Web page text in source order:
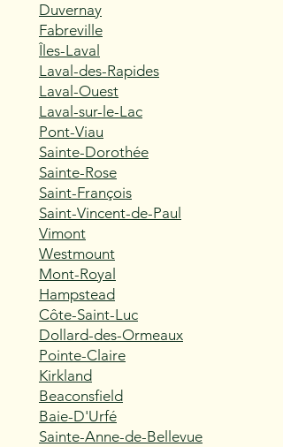
Duvernay
Fabreville
Îles-Laval
Laval-des-Rapides
Laval-Ouest
Laval-sur-le-Lac
Pont-Viau
Sainte-Dorothée
Sainte-Rose
Saint-François
Saint-Vincent-de-Paul
Vimont
Westmount
Mont-Royal
Hampstead
Côte-Saint-Luc
Dollard-des-Ormeaux
Pointe-Claire
Kirkland
Beaconsfield
Baie-D'Urfé
Sainte-Anne-de-Bellevue